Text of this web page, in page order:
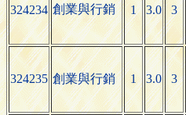
324234 創業與行銷 1 3.0 3
324235 創業與行銷 1 3.0 3